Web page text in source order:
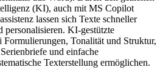
(KI), auch mit MS Copilot
lassen sich Texte schneller
personalisieren. KI-gestützte
Formulierungen, Tonalität und Struktur,
und einfache
Texterstellung ermöglichen.